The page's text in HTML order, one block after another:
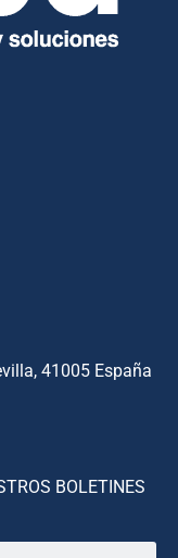
41005 España
BOLETINES